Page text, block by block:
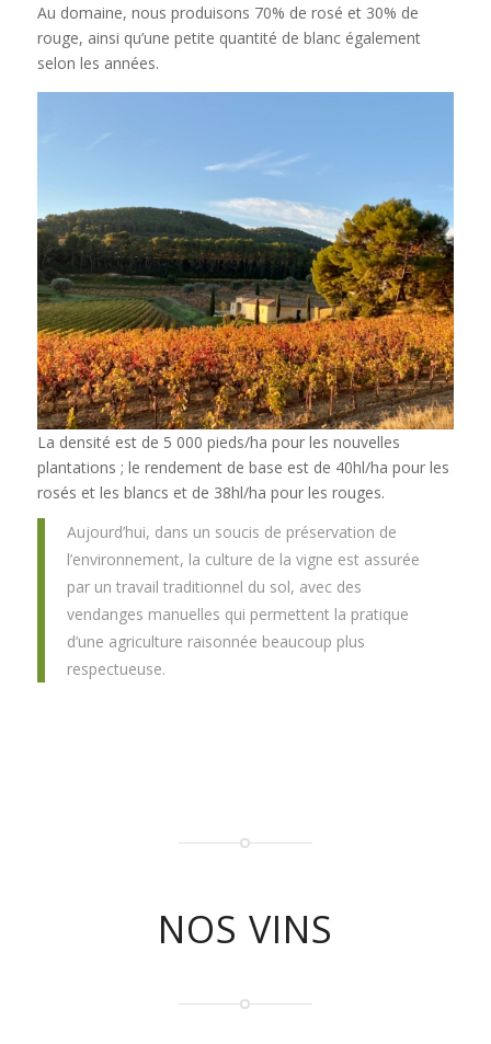
Au domaine, nous produisons 70% de rosé et 30% de
rouge, ainsi qu’une petite quantité de blanc également
selon les années.
La densité est de 5 000 pieds/ha pour les nouvelles
plantations ; le rendement de base est de 40hl/ha pour les
rosés et les blancs et de 38hl/ha pour les rouges.
Aujourd’hui, dans un soucis de préservation de
l’environnement, la culture de la vigne est assurée
par un travail traditionnel du sol, avec des
vendanges manuelles qui permettent la pratique
d’une agriculture raisonnée beaucoup plus
respectueuse.
NOS VINS